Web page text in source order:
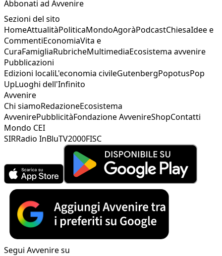
Abbonati ad Avvenire
Sezioni del sito
HomeAttualitàPoliticaMondoAgoràPodcastChiesaIdee e
CommentiEconomiaVita e
CuraFamigliaRubricheMultimediaEcosistema avvenire
Pubblicazioni
Edizioni localiL'economia civileGutenbergPopotusPop
UpLuoghi dell'Infinito
Avvenire
Chi siamoRedazioneEcosistema
AvvenirePubblicitàFondazione AvvenireShopContatti
Mondo CEI
SIRRadio InBluTV2000FISC
Segui Avvenire su